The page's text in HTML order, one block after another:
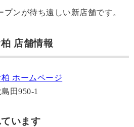
ンが待ち遠しい新店舗です。
店舗情報
ホームページ
田950-1
います